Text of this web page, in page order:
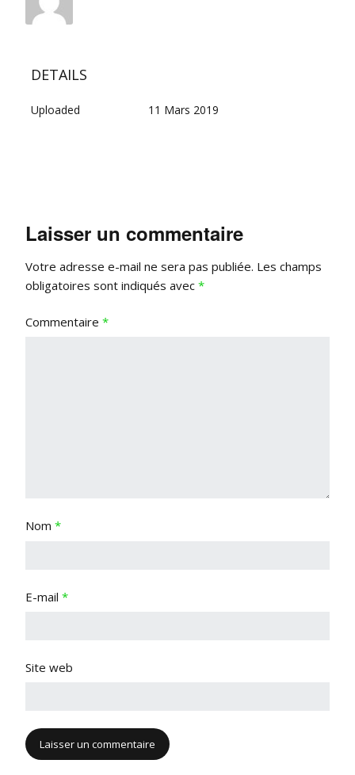
DETAILS
Uploaded 11 Mars 2019
Laisser un commentaire
Votre adresse e-mail ne sera pas publiée. Les champs
obligatoires sont indiqués avec *
Commentaire *
Nom *
E-mail *
Site web